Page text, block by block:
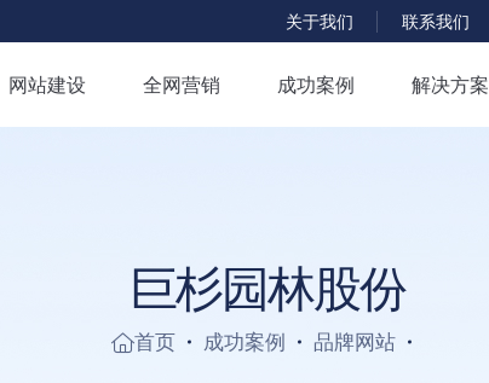
关于我们 联系我们
网站建设 全网营销 成功案例 解决方案
巨杉园林股份
首页 成功案例 品牌网站